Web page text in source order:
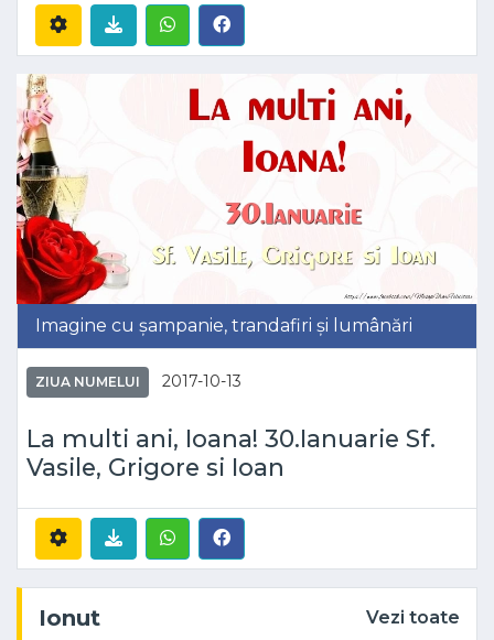
Imagine cu șampanie, trandafiri și lumânări
ZIUA NUMELUI 2017-10-13
La multi ani, Ioana! 30.Ianuarie Sf.
Vasile, Grigore si Ioan
Ionut Vezi toate